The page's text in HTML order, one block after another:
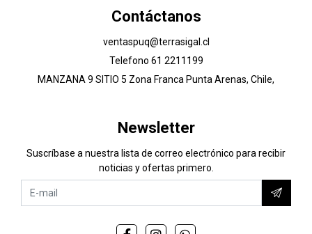
Contáctanos
ventaspuq@terrasigal.cl
Telefono 61 2211199
MANZANA 9 SITIO 5 Zona Franca Punta Arenas, Chile,
Newsletter
Suscríbase a nuestra lista de correo electrónico para recibir
noticias y ofertas primero.